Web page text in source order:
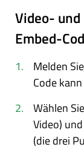
Video-
Embed-
Melden
Code
Wählen
Video)
(die drei